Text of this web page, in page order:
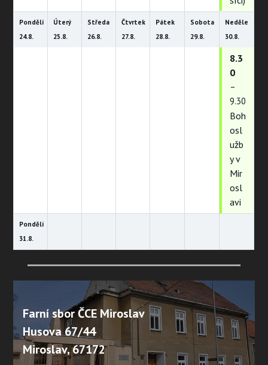
Pondělí
24.8.
Úterý
25.8.
Středa
26.8.
Čtvrtek
27.8.
Pátek
28.8.
Sobota
29.8.
Neděle
30.8.
8.3
0
–
9.30
Boh
osl
užb
y v
Mir
osl
avi
Pondělí
31.8.
Farní sbor ČCE Miroslav
Husova 67/44
Miroslav, 67172